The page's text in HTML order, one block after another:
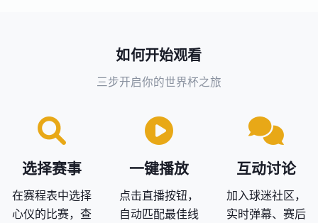
如何开始观看
三步开启你的世界杯之旅
选择赛事
在赛程表中选择
心仪的比赛，查
一键播放
点击直播按钮，
自动匹配最佳线
互动讨论
加入球迷社区，
实时弹幕、赛后